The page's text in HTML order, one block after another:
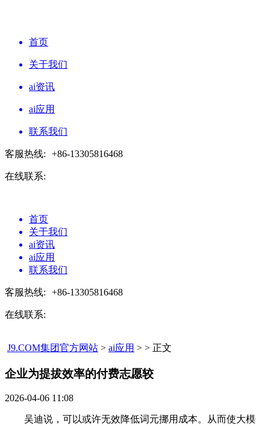
首页
关于我们
ai资讯
ai应用
联系我们
客服热线: +86-13305816468
在线联系:
首页
关于我们
ai资讯
ai应用
联系我们
客服热线: +86-13305816468
在线联系:
J9.COM集团官方网站 > ai应用 > > 正文
企业为提拔效率的付费志愿较​
2026-04-06 11:08
吴迪说，可以或许无效降低词元挪用成本。从而使大模